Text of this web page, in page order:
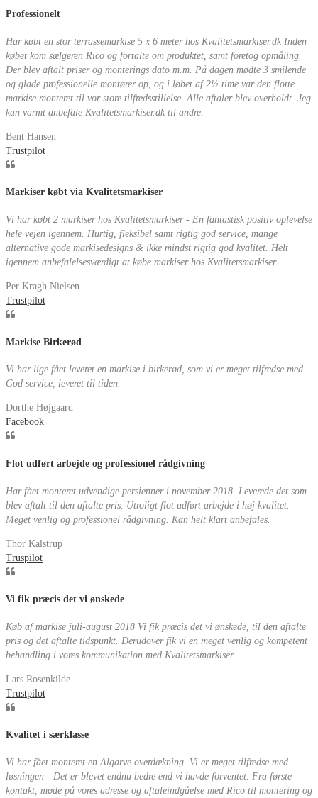
Professionelt
Har købt en stor terrassemarkise 5 x 6 meter hos Kvalitetsmarkiser.dk Inden
købet kom sælgeren Rico og fortalte om produktet, samt foretog opmåling.
Der blev aftalt priser og monterings dato m.m. På dagen mødte 3 smilende
og glade professionelle montører op, og i løbet af 2½ time var den flotte
markise monteret til vor store tilfredsstillelse. Alle aftaler blev overholdt. Jeg
kan varmt anbefale Kvalitetsmarkiser.dk til andre.
Bent Hansen
Trustpilot
Markiser købt via Kvalitetsmarkiser
Vi har købt 2 markiser hos Kvalitetsmarkiser - En fantastisk positiv oplevelse
hele vejen igennem. Hurtig, fleksibel samt rigtig god service, mange
alternative gode markisedesigns & ikke mindst rigtig god kvalitet. Helt
igennem anbefalelsesværdigt at købe markiser hos Kvalitetsmarkiser.
Per Kragh Nielsen
Trustpilot
Markise Birkerød
Vi har lige fået leveret en markise i birkerød, som vi er meget tilfredse med.
God service, leveret til tiden.
Dorthe Højgaard
Facebook
Flot udført arbejde og professionel rådgivning
Har fået monteret udvendige persienner i november 2018. Leverede det som
blev aftalt til den aftalte pris. Utroligt flot udført arbejde i høj kvalitet.
Meget venlig og professionel rådgivning. Kan helt klart anbefales.
Thor Kalstrup
Truspilot
Vi fik præcis det vi ønskede
Køb af markise juli-august 2018 Vi fik præcis det vi ønskede, til den aftalte
pris og det aftalte tidspunkt. Derudover fik vi en meget venlig og kompetent
behandling i vores kommunikation med Kvalitetsmarkiser.
Lars Rosenkilde
Trustpilot
Kvalitet i særklasse
Vi har fået monteret en Algarve overdækning. Vi er meget tilfredse med
løsningen - Det er blevet endnu bedre end vi havde forventet. Fra første
kontakt, møde på vores adresse og aftaleindgåelse med Rico til montering og